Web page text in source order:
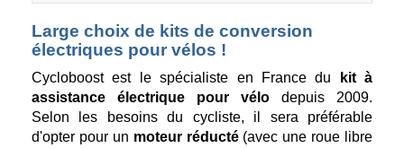
Large choix de kits de conversion
électriques pour vélos !
Cycloboost est le spécialiste en France du
kit à
assistance électrique pour vélo
depuis 2009.
Selon les besoins du cycliste, il sera préférable
d'opter pour un moteur réducté (avec une roue libre